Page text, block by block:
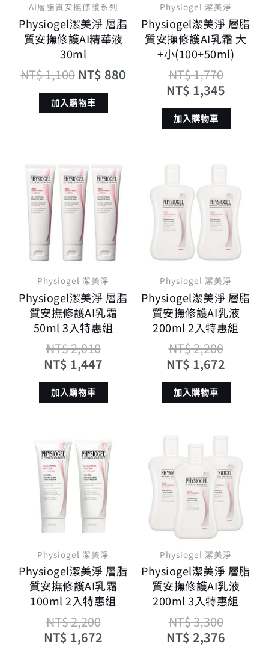
AI層脂質安撫修護系列
Physiogel潔美淨 層脂
質安撫修護AI精華液
30ml
NT$1,100 NT$ 880
加入購物車
Physiogel 潔美淨
Physiogel潔美淨 層脂
質安撫修護AI乳霜 大
+小(100+50ml)
NT$1,770
NT$ 1,345
加入購物車
Physiogel 潔美淨
Physiogel潔美淨 層脂
質安撫修護AI乳霜
50ml 3入特惠組
NT$2,010
始
價
格：
NT$ 2,010。
NT$ 1,447
前
價
格：
NT$ 1,447。
加入購物車
Physiogel 潔美淨
Physiogel潔美淨 層脂
質安撫修護AI乳液
200ml 2入特惠組
NT$2,200
原
價
格：
NT$
NT$ 1,672
目
價
格：
NT$
加入購物車
Physiogel 潔美淨
Physiogel潔美淨 層脂
質安撫修護AI乳霜
100ml 2入特惠組
NT$2,200
原
始
價
格：
NT$ 2,200。
NT$ 1,672
目
前
價
格：
NT$ 1,672。
Physiogel 潔美淨
Physiogel潔美淨 層脂
質安撫修護AI乳液
200ml 3入特惠組
NT$3,300
原
價
格：
NT$
NT$ 2,376
目
價
格：
NT$